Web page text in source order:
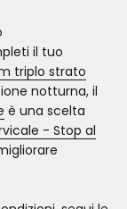
il tuo
triplo strato
notturna, il
è una scelta
- Stop al